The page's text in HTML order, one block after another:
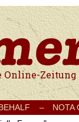
für Frieden,
BEHALF –
NOTA